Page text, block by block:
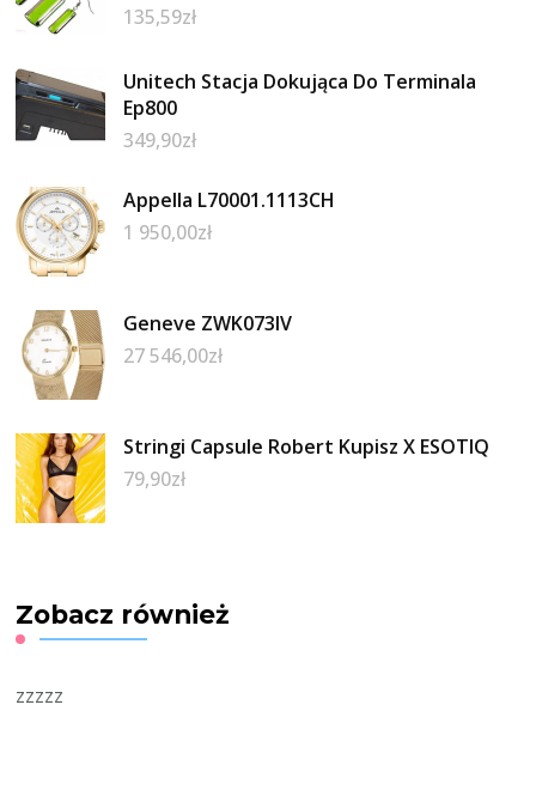
135,59zł
Unitech Stacja Dokująca Do Terminala
Ep800
349,90zł
Appella L70001.1113CH
1 950,00zł
Geneve ZWK073IV
27 546,00zł
Stringi Capsule Robert Kupisz X ESOTIQ
79,90zł
Zobacz również
zzzzz